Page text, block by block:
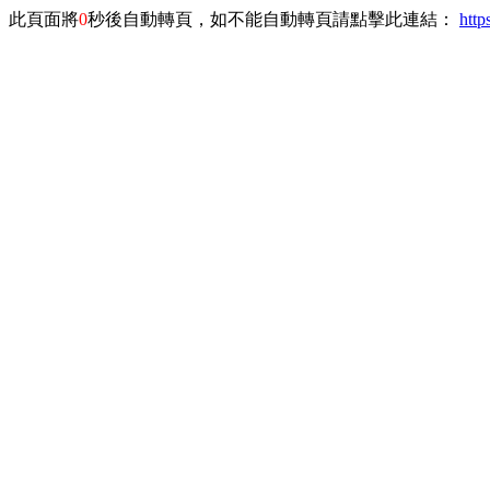
此頁面將0秒後自動轉頁，如不能自動轉頁請點擊此連結：